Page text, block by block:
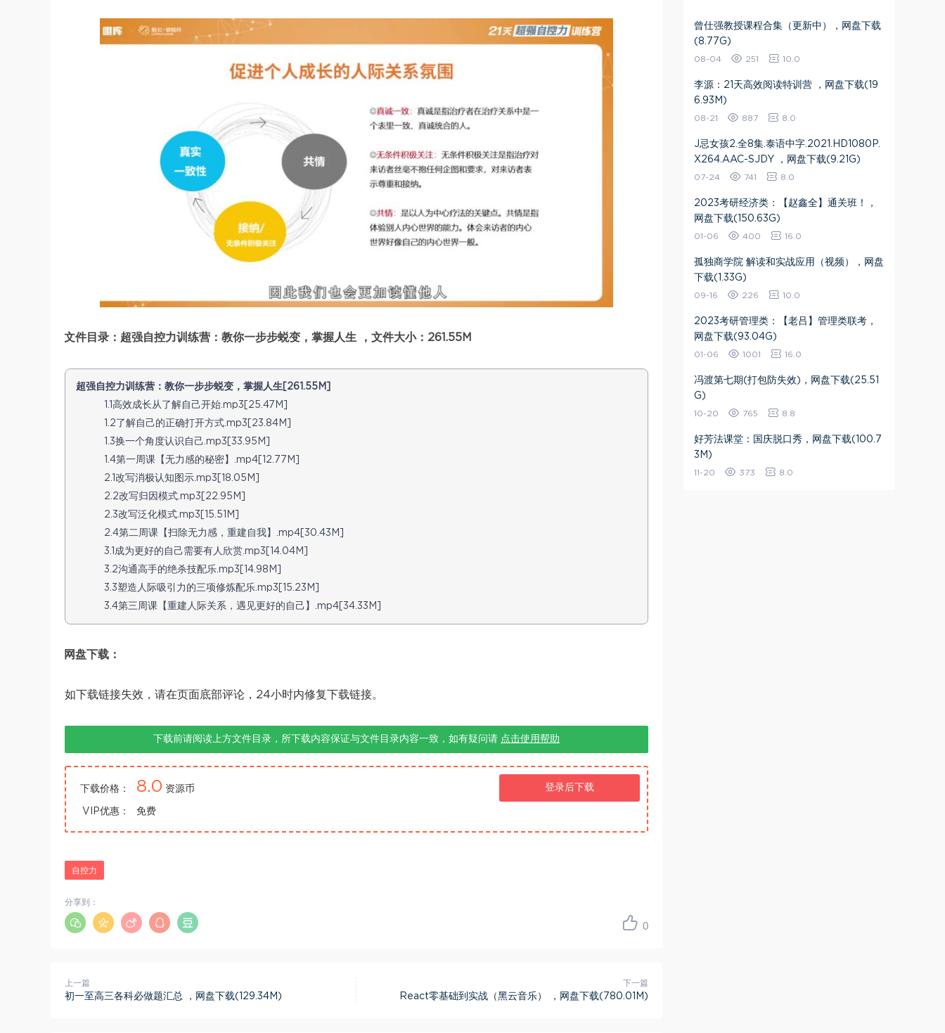
文件目录：超强自控力训练营：教你一步步蜕变，掌握人生 ，文件大小：261.55M
超强自控力训练营：教你一步步蜕变，掌握人生[261.55M]
1.1高效成长从了解自己开始.mp3[25.47M]
1.2了解自己的正确打开方式.mp3[23.84M]
1.3换一个角度认识自己.mp3[33.95M]
1.4第一周课【无力感的秘密】.mp4[12.77M]
2.1改写消极认知图示.mp3[18.05M]
2.2改写归因模式.mp3[22.95M]
2.3改写泛化模式.mp3[15.51M]
2.4第二周课【扫除无力感，重建自我】.mp4[30.43M]
3.1成为更好的自己需要有人欣赏.mp3[14.04M]
3.2沟通高手的绝杀技配乐.mp3[14.98M]
3.3塑造人际吸引力的三项修炼配乐.mp3[15.23M]
3.4第三周课【重建人际关系，遇见更好的自己】.mp4[34.33M]
网盘下载：
如下载链接失效，请在页面底部评论，24小时内修复下载链接。
下载前请阅读上方文件目录，所下载内容保证与文件目录内容一致，如有疑问请 点击使用帮助
下载价格： 8.0 资源币
VIP优惠： 免费
登录后下载
自控力
0
分享到：
上一篇
初一至高三各科必做题汇总 ，网盘下载(129.34M)
下一篇
React零基础到实战（黑云音乐） ，网盘下载(780.01M)
曾仕强教授课程合集（更新中），网盘下载
(8.77G)
08-04 251 10.0
李源：21天高效阅读特训营 ，网盘下载(19
6.93M)
08-21 887 8.0
J忌女孩2.全8集.泰语中字.2021.HD1080P.
X264.AAC-SJDY ，网盘下载(9.21G)
07-24 741 8.0
2023考研经济类：【赵鑫全】通关班！，
网盘下载(150.63G)
01-06 400 16.0
孤独商学院 解读和实战应用（视频），网盘
下载(1.33G)
09-16 226 10.0
2023考研管理类：【老吕】管理类联考，
网盘下载(93.04G)
01-06 1001 16.0
​冯渡第七期(打包防失效)​，网盘下载(25.51
G)
10-20 765 8.8
好芳法课堂：国庆脱口秀，网盘下载(100.7
3M)
11-20 373 8.0